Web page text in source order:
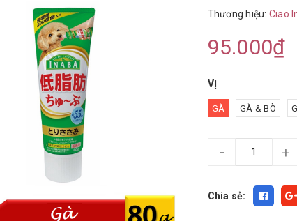
Thương hiệu: Ciao
95.000₫
VỊ
GÀ GÀ & BÒ
- +
Chia sẻ: